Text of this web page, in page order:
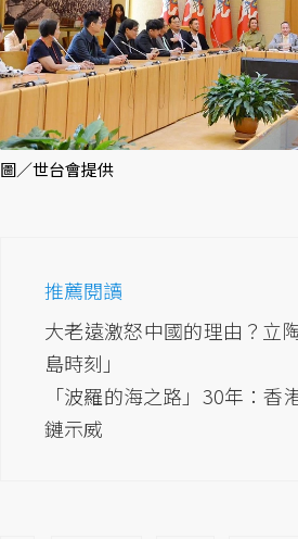
圖／世台會提供
推薦閱讀
大老遠激怒中國的理由？立
島時刻」
「波羅的海之路」30年：香
鏈示威